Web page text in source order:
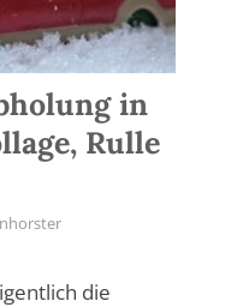
in
Rulle
die